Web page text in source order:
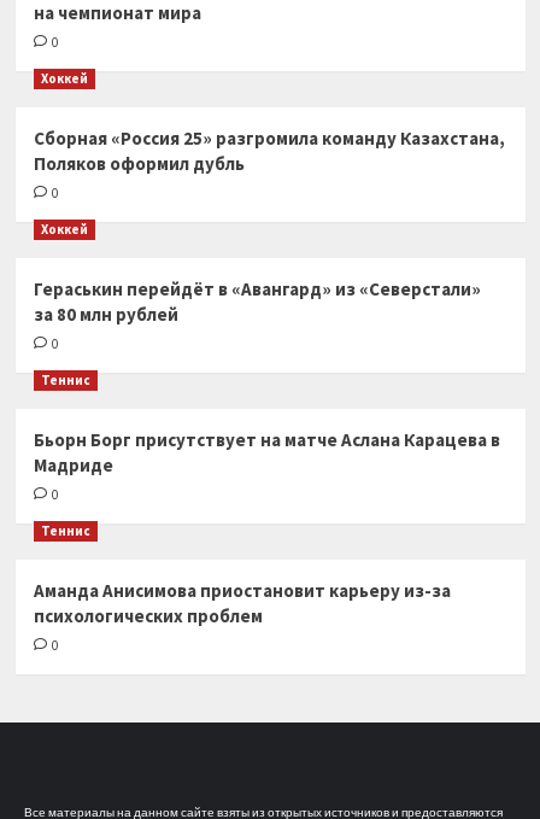
на чемпионат мира
0
Хоккей
Сборная «Россия 25» разгромила команду Казахстана,
Поляков оформил дубль
0
Хоккей
Гераськин перейдёт в «Авангард» из «Северстали»
за 80 млн рублей
0
Теннис
Бьорн Борг присутствует на матче Аслана Карацева в
Мадриде
0
Теннис
Аманда Анисимова приостановит карьеру из-за
психологических проблем
0
Все материалы на данном сайте взяты из открытых источников и предоставляются